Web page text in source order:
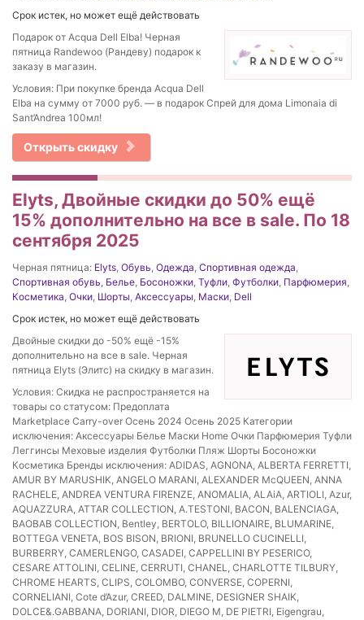
Срок истек, но может ещё действовать
Подарок от Acqua Dell Elba! Черная
пятница Randewoo (Рандеву) подарок к
заказу в магазин.
Условия: При покупке бренда Acqua Dell
Elba на сумму от 7000 руб. — в подарок Спрей для дома Limonaia di
Sant’Andrea 100мл!
Открыть скидку
Elyts, Двойные скидки до 50% ещё
15% дополнительно на все в sale. По 18
сентября 2025
Черная пятница: Elyts Обувь Одежда Спортивная одежда
Спортивная обувь Белье Босоножки Туфли Футболки Парфюмерия
Косметика Очки Шорты Аксессуары Маски Dell
Срок истек, но может ещё действовать
Двойные скидки до -50% ещё -15%
дополнительно на все в sale. Черная
пятница Elyts (Элитс) на скидку в магазин.
Условия: Скидка не распространяется на
товары со статусом: Предоплата
Marketplace Carry-over Осень 2024 Осень 2025 Категории
исключения: Аксессуары Белье Маски Home Очки Парфюмерия Туфли
Леггинсы Меховые изделия Футболки Пляж Шорты Босоножки
Косметика Бренды исключения: ADIDAS, AGNONA, ALBERTA FERRETTI,
AMUR BY MARUSHIK, ANGELO MARANI, ALEXANDER McQUEEN, ANNA
RACHELE, ANDREA VENTURA FIRENZE, ANOMALIA, ALAiA, ARTIOLI, Azur,
AQUAZZURA, ATTAR COLLECTION, A.TESTONI, BACON, BALENСIAGA,
BAOBAB COLLECTION, Bentley, BERTOLO, BILLIONAIRE, BLUMARINE,
BOTTEGA VENETA, BOS BISON, BRIONI, BRUNELLO CUCINELLI,
BURBERRY, CAMERLENGO, CASADEI, CAPPELLINI BY PESERICO,
CESARE ATTOLINI, CELINE, CERRUTI, CHANEL, CHARLOTTE TILBURY,
CHROME HEARTS, CLIPS, COLOMBO, CONVERSE, COPERNI,
CORNELIANI, Cote d’Azur, CREED, DALMINE, DESIGNER SHAIK,
DOLCE&.GABBANA, DORIANI, DIOR, DIEGO M, DE PIETRI, Eigengrau,